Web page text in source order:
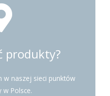
produkty?
w naszej sieci punktów
w Polsce.